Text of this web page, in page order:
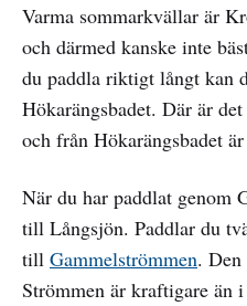
Varma sommarkvällar är
och därmed kanske inte
du paddla riktigt långt kan
Hökarängsbadet. Där är
och från Hökarängsbadet
När du har paddlat genom
till Långsjön. Paddlar du
till Gammelströmmen.
Strömmen är kraftigare än